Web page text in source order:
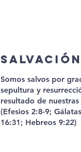
Salvación
Somos salvos por
sepultura y
resultado de
(Efesios 2:8-9;
16:31; Hebreos 9:22)